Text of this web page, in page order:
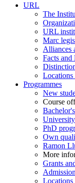
URL
The
URL
Marc
Alliances
Facts and
Locations
Programmes
New
Course
PhD
Own
Ramon
More
Grants
Locations